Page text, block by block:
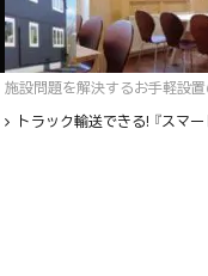
施設問題を解決するお手軽設
トラック輸送できる! 『スマー